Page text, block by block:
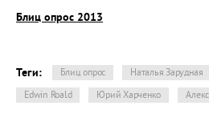
Блиц опрос 2013
Теги: Блиц опрос Наталья Зарудная
Edwin Roald
Юрий Харченко